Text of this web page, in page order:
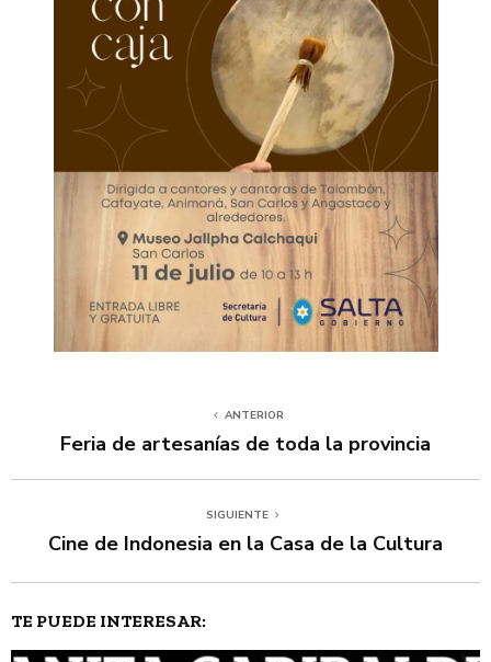
ANTERIOR
Feria de artesanías de toda la provincia
SIGUIENTE
Cine de Indonesia en la Casa de la Cultura
TE PUEDE INTERESAR: